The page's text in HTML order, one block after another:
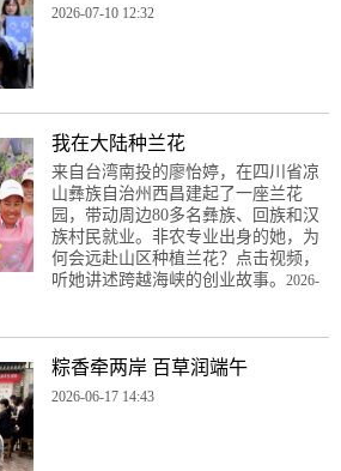
2026-07-10 12:32
我在大陆种兰花
来自台湾南投的廖怡婷，在四川省凉
山彝族自治州西昌建起了一座兰花
园，带动周边80多名彝族、回族和汉
族村民就业。非农专业出身的她，为
何会远赴山区种植兰花？点击视频，
听她讲述跨越海峡的创业故事。 2026-
粽香牵两岸 百草润端午
2026-06-17 14:43